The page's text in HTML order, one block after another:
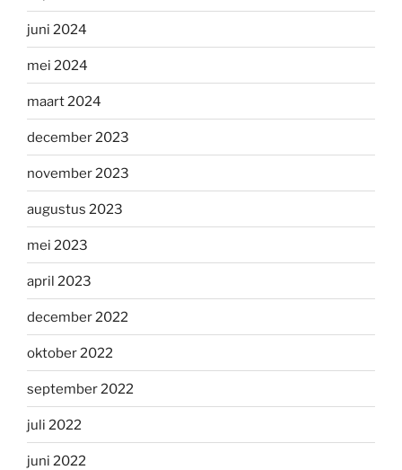
juni 2024
mei 2024
maart 2024
december 2023
november 2023
augustus 2023
mei 2023
april 2023
december 2022
oktober 2022
september 2022
juli 2022
juni 2022